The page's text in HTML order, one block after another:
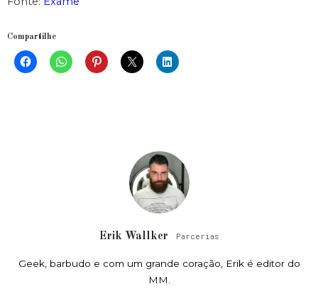
Compartilhe
Erik Wallker Parcerias
Geek, barbudo e com um grande coração, Erik é editor do
MM.